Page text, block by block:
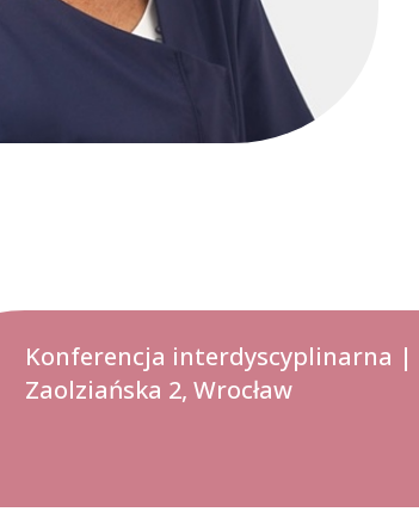
Konferencja interdyscyplinarna |
Zaolziańska 2, Wrocław